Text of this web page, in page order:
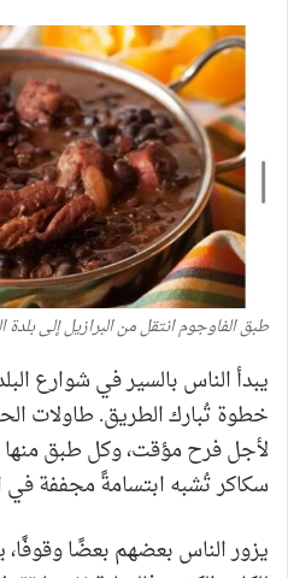
طبق الفاوجوم انتقل من البرازيل إلى
يبدأ الناس بالسير في شوارع
خطوة تُبارك الطريق. طاولات
لأجل فرح مؤقت، وكل طبق
سكاكر تُشبه ابتسامةً مجففة
يزور الناس بعضهم بعضًا